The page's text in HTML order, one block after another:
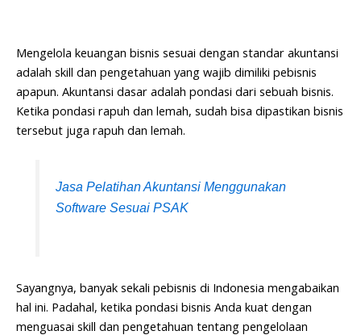
Mengelola keuangan bisnis sesuai dengan standar akuntansi
adalah skill dan pengetahuan yang wajib dimiliki pebisnis
apapun. Akuntansi dasar adalah pondasi dari sebuah bisnis.
Ketika pondasi rapuh dan lemah, sudah bisa dipastikan bisnis
tersebut juga rapuh dan lemah.
Jasa Pelatihan Akuntansi Menggunakan
Software Sesuai PSAK
Sayangnya, banyak sekali pebisnis di Indonesia mengabaikan
hal ini. Padahal, ketika pondasi bisnis Anda kuat dengan
menguasai skill dan pengetahuan tentang pengelolaan